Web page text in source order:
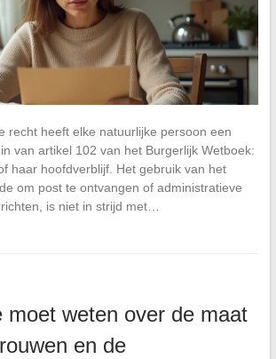
recht heeft elke natuurlijke persoon een
van artikel 102 van het Burgerlijk Wetboek:
haar hoofdverblijf. Het gebruik van het
om post te ontvangen of administratieve
is niet in strijd met…
moet weten over de maat
en de